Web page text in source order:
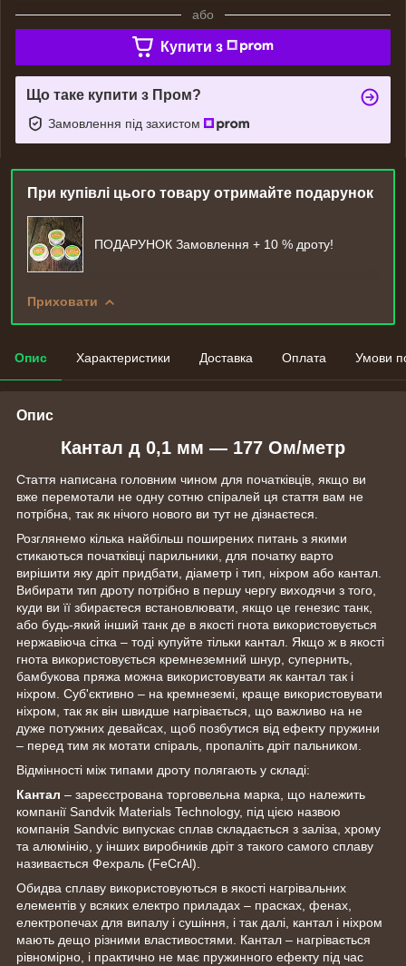
або
Купити з
Що таке купити з Пром?
Замовлення під захистом
При купівлі цього товару отримайте подарунок
ПОДАРУНОК Замовлення + 10 % дроту!
Приховати
Опис Характеристики Доставка Оплата Умови
Опис
Кантал д 0,1 мм ― 177 Ом/метр
Стаття написана головним чином для початківців, якщо ви
вже перемотали не одну сотню спіралей ця стаття вам не
потрібна, так як нічого нового ви тут не дізнаєтеся.
Розглянемо кілька найбільш поширених питань з якими
стикаються початківці парильники, для початку варто
вирішити яку дріт придбати, діаметр і тип, ніхром або кантал.
Вибирати тип дроту потрібно в першу чергу виходячи з того,
куди ви її збираєтеся встановлювати, якщо це генезис танк,
або будь-який інший танк де в якості гнота використовується
нержавіюча сітка – тоді купуйте тільки кантал. Якщо ж в якості
гнота використовується кремнеземний шнур, супернить,
бамбукова пряжа можна використовувати як кантал так і
ніхром. Суб'єктивно – на кремнеземі, краще використовувати
ніхром, так як він швидше нагрівається, що важливо на не
дуже потужних девайсах, щоб позбутися від ефекту пружини
– перед тим як мотати спіраль, пропаліть дріт пальником.
Відмінності між типами дроту полягають у складі:
Кантал – зареєстрована торговельна марка, що належить
компанії Sandvik Materials Technology, під цією назвою
компанія Sandvic випускає сплав складається з заліза, хрому
та алюмінію, у інших виробників дріт з такого самого сплаву
називається Фехраль (FeCrAl).
Обидва сплаву використовуються в якості нагрівальних
елементів у всяких електро приладах – прасках, фенах,
електропечах для випалу і сушіння, і так далі, кантал і ніхром
мають дещо різними властивостями. Кантал – нагрівається
рівномірно, і практично не має пружинного ефекту під час